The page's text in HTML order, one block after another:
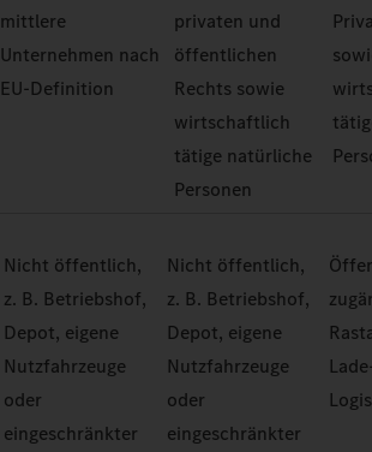
mittlere
Unternehmen nach
EU-Definition
privaten und
öffentlichen
Rechts sowie
wirtschaftlich
tätige natürliche
Personen
Nicht öffentlich,
z. B. Betriebshof,
Depot, eigene
Nutzfahrzeuge
oder
eingeschränkter
Nicht öffentlich,
z. B. Betriebshof,
Depot, eigene
Nutzfahrzeuge
oder
eingeschränkter